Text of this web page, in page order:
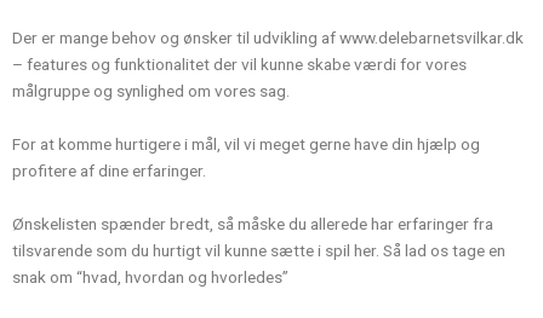
Der er mange behov og ønsker til udvikling af www.delebarnetsvilkar.dk
– features og funktionalitet der vil kunne skabe værdi for vores
målgruppe og synlighed om vores sag.
For at komme hurtigere i mål, vil vi meget gerne have din hjælp og
profitere af dine erfaringer.
Ønskelisten spænder bredt, så måske du allerede har erfaringer fra
tilsvarende som du hurtigt vil kunne sætte i spil her. Så lad os tage en
snak om “hvad, hvordan og hvorledes”